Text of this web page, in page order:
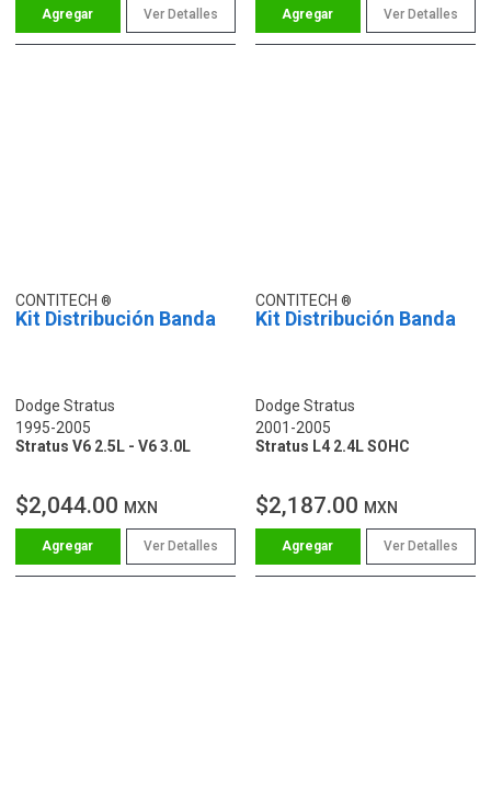
Ver Detalles Ver Detalles
CONTITECH
Kit Distribución Banda
Dodge Stratus
1995-2005
Stratus V6 2.5L - V6 3.0L
$2,044.00 MXN
Ver Detalles
CONTITECH
Kit Distribución Banda
Dodge Stratus
2001-2005
Stratus L4 2.4L SOHC
$2,187.00 MXN
Ver Detalles